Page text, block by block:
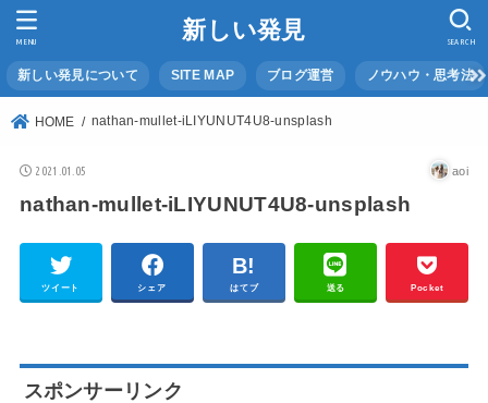
新しい発見
新しい発見について SITE MAP ブログ運営 ノウハウ・思考法
SEARCH
MENU
HOME nathan-mullet-iLIYUNUT4U8-unsplash
2021.01.05 aoi
nathan-mullet-iLIYUNUT4U8-unsplash
ツイート シェア はてブ 送る Pocket
スポンサーリンク